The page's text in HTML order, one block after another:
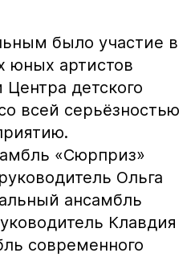
было участие в
юных артистов
детского
всей серьёзностью
«Сюрприз»
Ольга
ансамбль
Клавдия
современного